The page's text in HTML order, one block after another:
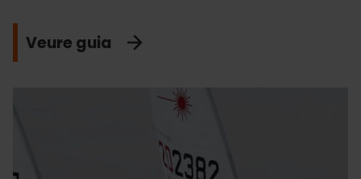
Veure guia